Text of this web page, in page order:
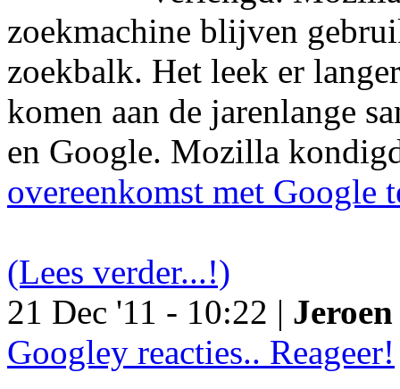
zoekmachine blijven
zoekbalk. Het leek er
komen aan de jarenlange
en Google. Mozilla
overeenkomst met Google
(Lees verder...!)
21 Dec '11 - 10:22 |
Googley reacties.. Reageer!